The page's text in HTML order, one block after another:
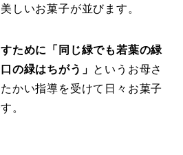
しいお菓子が並びます。
ために「同じ緑でも若葉の緑
の緑はちがう」 というお母さ
かい指導を受けて日々お菓子
。